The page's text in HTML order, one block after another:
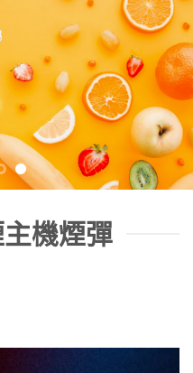
機煙彈